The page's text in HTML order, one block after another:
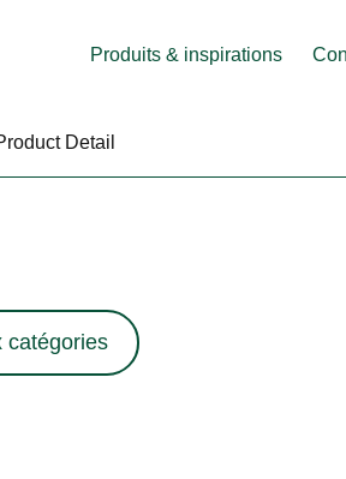
Produits & inspirations
Detail
catégories